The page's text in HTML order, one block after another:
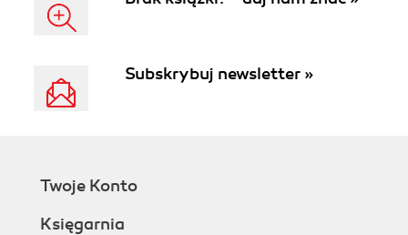
Subskrybuj newsletter »
Twoje Konto
Księgarnia